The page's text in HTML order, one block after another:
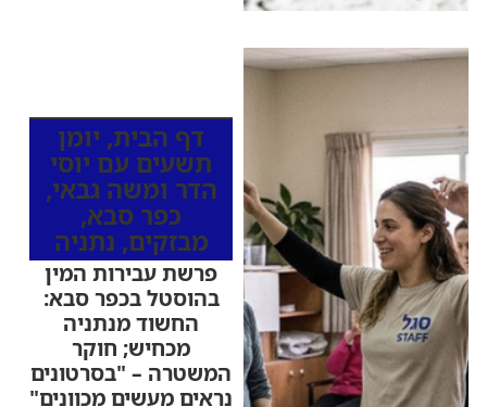
דף הבית, יומן
תשעים עם יוסי
הדר ומשה גבאי,
כפר סבא,
מבזקים, נתניה
פרשת עבירות המין
בהוסטל בכפר סבא:
החשוד מנתניה
מכחיש; חוקר
המשטרה – "בסרטונים
נראים מעשים מכוונים"